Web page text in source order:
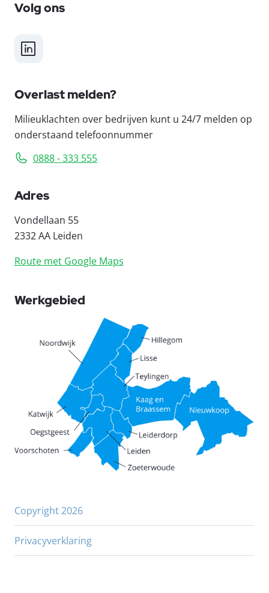
Volg ons
LinkedIn
Overlast melden?
Milieuklachten over bedrijven kunt u 24/7 melden op
onderstaand telefoonnummer
0888 - 333 555
Adres
Vondellaan 55
2332 AA Leiden
Route met Google Maps
Werkgebied
Copyright 2026
Privacyverklaring